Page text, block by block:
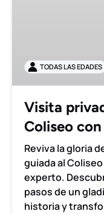
Coliseo
entrada
incluida
TODAS LAS EDADES
Visita
Coliseo
Reviva la gloria
guiada al
experto.
pasos de un
historia y